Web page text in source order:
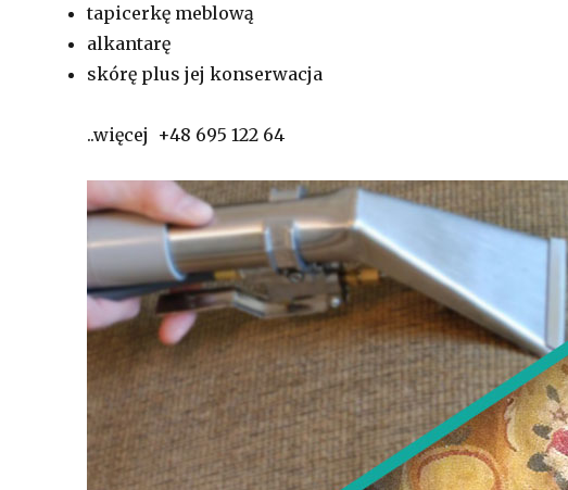
tapicerkę meblową
alkantarę
skórę plus jej konserwacja
..więcej +48 695 122 64